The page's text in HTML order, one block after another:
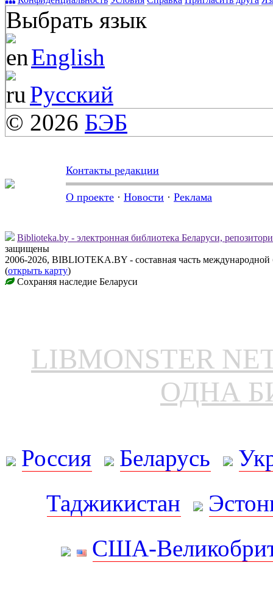
Выбрать язык
English
Русский
© 2026 БЭБ
Контакты редакции
О проекте · Новости · Реклама
Biblioteka.by - электронная библиотека Беларуси,
защищены
2006-2026, BIBLIOTEKA.BY - составная часть
(открыть карту)
Сохраняя наследие Беларуси
LIBMONSTER
ОДНА
Россия Беларусь
Таджикистан
США-